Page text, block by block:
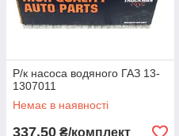
Р/к насоса водяного ГАЗ 13-
1307011
Немає в наявності
337,50 ₴/комплект